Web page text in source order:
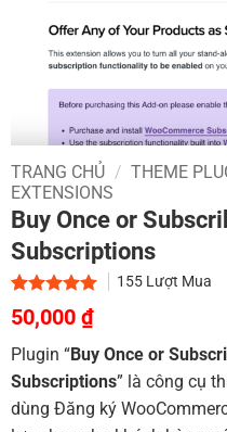
TRANG CHỦ / THEME
EXTENSIONS
Buy Once or
Subscriptions
5.00 trên 5
dựa trên
2
155Lượt Mua
Giá
gốc
là:
800,000 ₫.
50,000 ₫Giá
hiện
tại
là:
Plugin “Buy Once or
Subscriptions” là công cụ
dùng Đăng ký